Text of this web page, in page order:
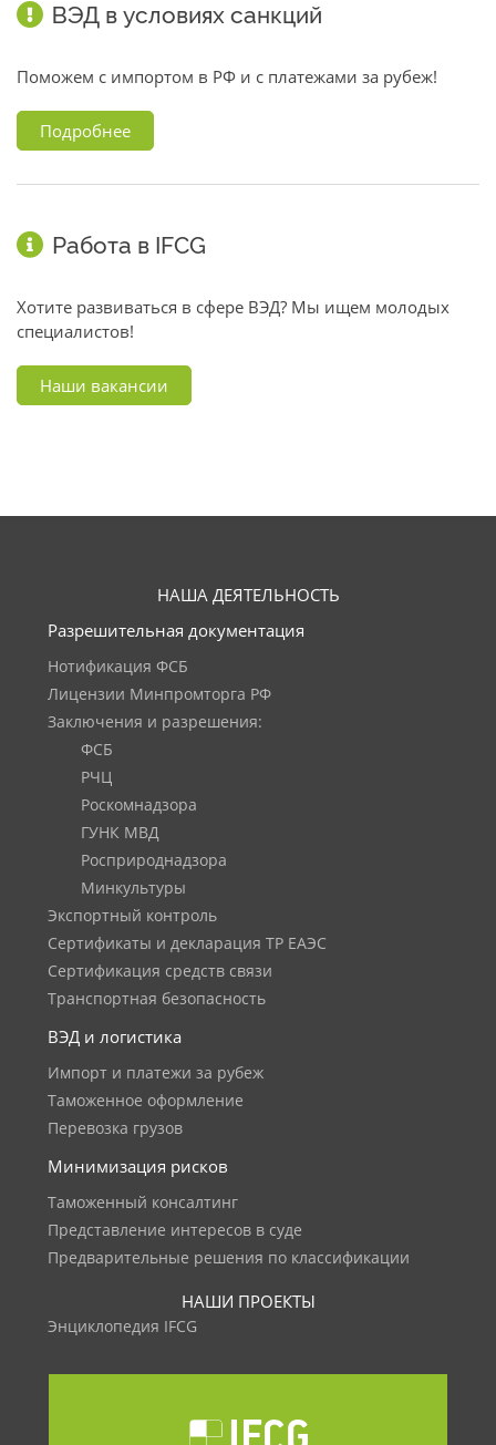
ВЭД в условиях санкций
Поможем с импортом в РФ и с платежами за рубеж!
Подробнее
Работа в IFCG
Хотите развиваться в сфере ВЭД? Мы ищем молодых
специалистов!
Наши вакансии
НАША ДЕЯТЕЛЬНОСТЬ
Разрешительная документация
Нотификация ФСБ
Лицензии Минпромторга РФ
Заключения и разрешения:
ФСБ
РЧЦ
Роскомнадзора
ГУНК МВД
Росприроднадзора
Минкультуры
Экспортный контроль
Сертификаты и декларация ТР ЕАЭС
Сертификация средств связи
Транспортная безопасность
ВЭД и логистика
Импорт и платежи за рубеж
Таможенное оформление
Перевозка грузов
Минимизация рисков
Таможенный консалтинг
Представление интересов в суде
Предварительные решения по классификации
НАШИ ПРОЕКТЫ
Энциклопедия IFCG